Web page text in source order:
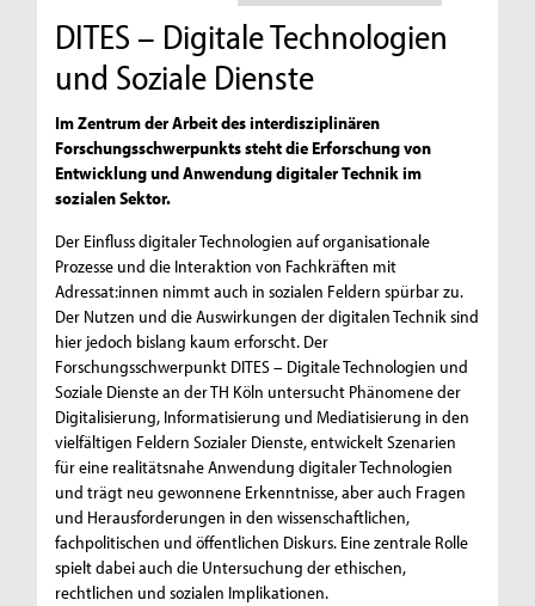
DITES – Digitale Technologien
und Soziale Dienste
Im Zentrum der Arbeit des interdisziplinä­ren
Forschungsschwerpunkts steht die Erforschung von
Entwicklung und Anwendung digitaler Technik im
sozialen Sektor.
Der Einfluss digitaler Technologien auf organisationale
Prozesse und die Interaktion von Fachkräften mit
Adressat:innen nimmt auch in sozialen Feldern spürbar zu.
Der Nutzen und die Auswirkungen der digitalen Technik sind
hier jedoch bislang kaum erforscht. Der
Forschungsschwerpunkt DITES – Digitale Technologien und
Soziale Dienste an der TH Köln untersucht Phänomene der
Digitalisierung, Informatisierung und Mediatisierung in den
vielfältigen Feldern Sozialer Dienste, entwickelt Szenarien
für eine realitätsnahe Anwendung digitaler Technologien
und trägt neu gewonnene Erkenntnisse, aber auch Fragen
und Herausforderungen in den wissenschaftlichen,
fachpolitischen und öffentlichen Diskurs. Eine zentrale Rolle
spielt dabei auch die Untersuchung der ethischen,
rechtlichen und sozialen Implikationen.